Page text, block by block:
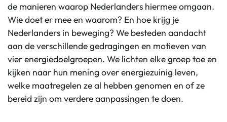
de manieren waarop Nederlanders hiermee omgaan.
Wie doet er mee en waarom? En hoe krijg je
Nederlanders in beweging? We besteden aandacht
aan de verschillende gedragingen en motieven van
vier energiedoelgroepen. We lichten elke groep toe en
kijken naar hun mening over energiezuinig leven,
welke maatregelen ze al hebben genomen en of ze
bereid zijn om verdere aanpassingen te doen.